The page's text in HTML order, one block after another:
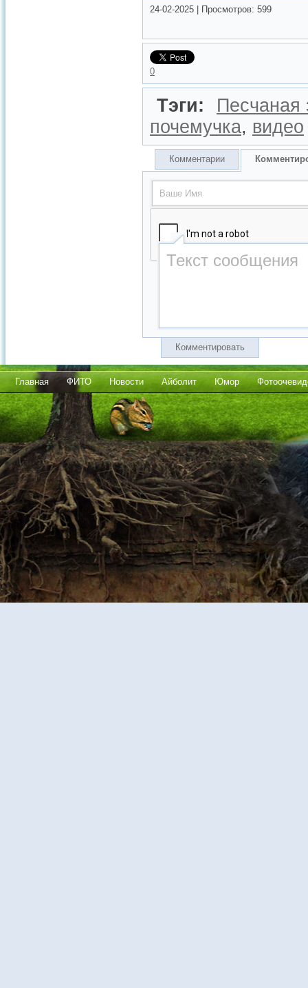
24-02-2025 Просмотров: 599
0
Тэги:
Песчаная
почемучка, видео
Комментарии
Комментировать
Главная ФИТО Новости Айболит Юмор